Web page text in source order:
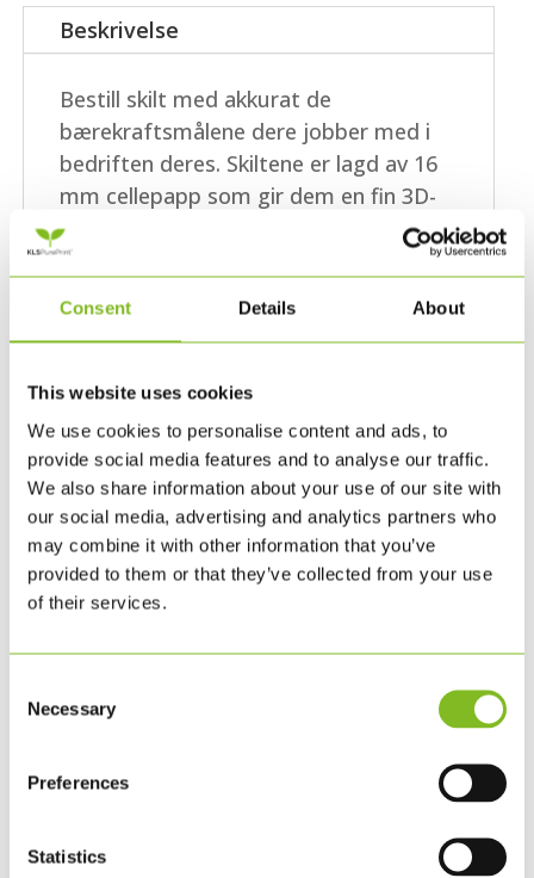
Consent Details About
This website uses cookies
We use cookies to personalise content and ads, to
provide social media features and to analyse our traffic.
We also share information about your use of our site with
our social media, advertising and analytics partners who
may combine it with other information that you’ve
provided to them or that they’ve collected from your use
of their services.
Selection
Necessary
Preferences
Statistics
fns
bærekraftsmål
cm
antall
Beskrivelse
Bestill skilt med akkurat de
bærekraftsmålene dere jobber med i
bedriften deres. Skiltene er lagd av 16
mm cellepapp som gir dem en fin 3D-
effekt når de henger på veggen i
bedriftens resepsjon, i
16 mm cellepapp med kjerne av
gjenbruksfiber
FNs offisielle design
Skiltene er til innendørs bruk.
NB: Når du kommer til kassen, vil du
se et kommentarfelt der du kan
x nr. 15, 2 x nr. 6 osv.
RELATERTE PRODUKTER